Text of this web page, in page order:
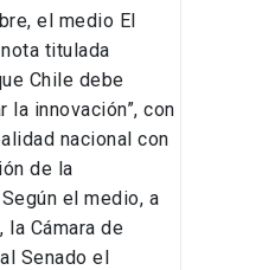
el medio El
titulada
Chile debe
la innovación”, con
nacional con
de la
el medio, a
Cámara de
Senado el